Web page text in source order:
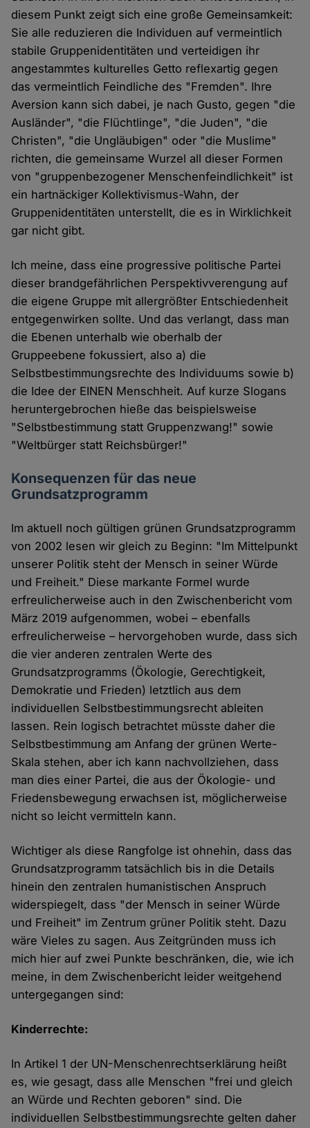
diesem Punkt zeigt sich eine große Gemeinsamkeit:
Sie alle reduzieren die Individuen auf vermeintlich
stabile Gruppenidentitäten und verteidigen ihr
angestammtes kulturelles Getto reflexartig gegen
das vermeintlich Feindliche des "Fremden". Ihre
Aversion kann sich dabei, je nach Gusto, gegen "die
Ausländer", "die Flüchtlinge", "die Juden", "die
Christen", "die Ungläubigen" oder "die Muslime"
richten, die gemeinsame Wurzel all dieser Formen
von "gruppenbezogener Menschenfeindlichkeit" ist
ein hartnäckiger Kollektivismus-Wahn, der
Gruppenidentitäten unterstellt, die es in Wirklichkeit
gar nicht gibt.
Ich meine, dass eine progressive politische Partei
dieser brandgefährlichen Perspektivverengung auf
die eigene Gruppe mit allergrößter Entschiedenheit
entgegenwirken sollte. Und das verlangt, dass man
die Ebenen unterhalb wie oberhalb der
Gruppeebene fokussiert, also a) die
Selbstbestimmungsrechte des Individuums sowie b)
die Idee der EINEN Menschheit. Auf kurze Slogans
heruntergebrochen hieße das beispielsweise
"Selbstbestimmung statt Gruppenzwang!" sowie
"Weltbürger statt Reichsbürger!"
Konsequenzen für das neue
Grundsatzprogramm
Im aktuell noch gültigen grünen Grundsatzprogramm
von 2002 lesen wir gleich zu Beginn: "Im Mittelpunkt
unserer Politik steht der Mensch in seiner Würde
und Freiheit." Diese markante Formel wurde
erfreulicherweise auch in den Zwischenbericht vom
März 2019 aufgenommen, wobei – ebenfalls
erfreulicherweise – hervorgehoben wurde, dass sich
die vier anderen zentralen Werte des
Grundsatzprogramms (Ökologie, Gerechtigkeit,
Demokratie und Frieden) letztlich aus dem
individuellen Selbstbestimmungsrecht ableiten
lassen. Rein logisch betrachtet müsste daher die
Selbstbestimmung am Anfang der grünen Werte-
Skala stehen, aber ich kann nachvollziehen, dass
man dies einer Partei, die aus der Ökologie- und
Friedensbewegung erwachsen ist, möglicherweise
nicht so leicht vermitteln kann.
Wichtiger als diese Rangfolge ist ohnehin, dass das
Grundsatzprogramm tatsächlich bis in die Details
hinein den zentralen humanistischen Anspruch
widerspiegelt, dass "der Mensch in seiner Würde
und Freiheit" im Zentrum grüner Politik steht. Dazu
wäre Vieles zu sagen. Aus Zeitgründen muss ich
mich hier auf zwei Punkte beschränken, die, wie ich
meine, in dem Zwischenbericht leider weitgehend
untergegangen sind:
Kinderrechte:
In Artikel 1 der UN-Menschenrechtserklärung heißt
es, wie gesagt, dass alle Menschen "frei und gleich
an Würde und Rechten geboren" sind. Die
individuellen Selbstbestimmungsrechte gelten daher